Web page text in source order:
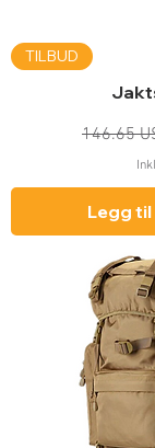
TILBUD
Vanlig
146.65
Legg